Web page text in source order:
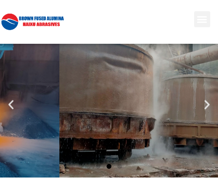
Corindone marrone
Il corindone marrone è costituito da bauxite e coke (antracite)
come materie prime principali e viene fuso ad alta
temperatura in un forno ad arco elettrico.